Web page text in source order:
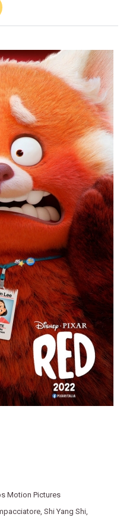
Motion Pictures
, Shi Yang Shi,